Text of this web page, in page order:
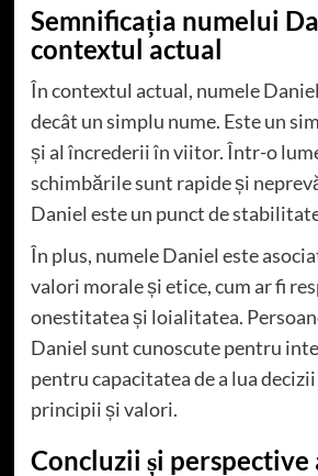
Semnificația numelui
contextul actual
În contextul actual, numele
decât un simplu nume. Este un
și al încrederii în viitor. Într-o
schimbările sunt rapide și
Daniel este un punct de
În plus, numele Daniel este
valori morale și etice, cum ar fi
onestitatea și loialitatea.
Daniel sunt cunoscute pentru
pentru capacitatea de a lua
principii și valori.
Concluzii și perspective